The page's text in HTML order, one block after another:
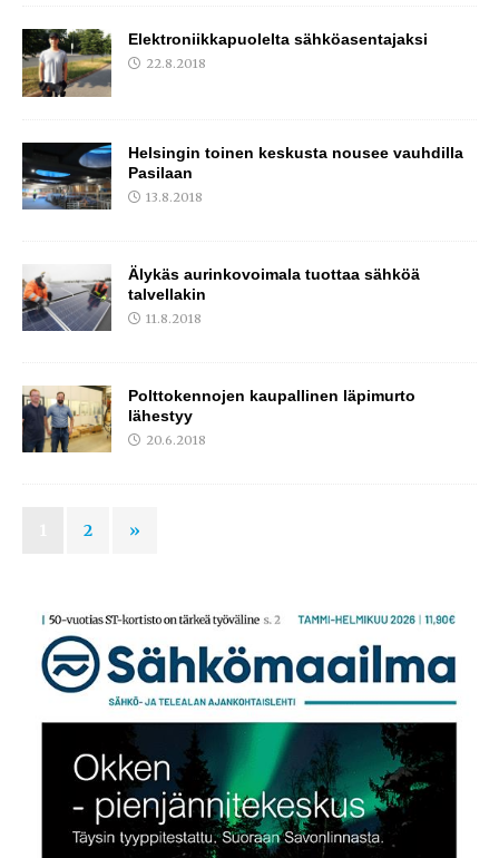
Elektroniikkapuolelta sähköasentajaksi
22.8.2018
Helsingin toinen keskusta nousee vauhdilla
Pasilaan
13.8.2018
Älykäs aurinkovoimala tuottaa sähköä
talvellakin
11.8.2018
Polttokennojen kaupallinen läpimurto
lähestyy
20.6.2018
2 »